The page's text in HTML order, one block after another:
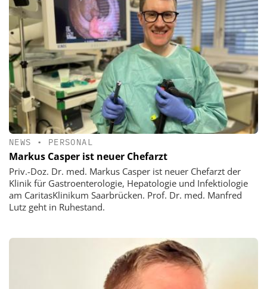
NEWS • PERSONAL
Markus Casper ist neuer Chefarzt
Priv.-Doz. Dr. med. Markus Casper ist neuer Chefarzt der
Klinik für Gastroenterologie, Hepatologie und Infektiologie
am CaritasKlinikum Saarbrücken. Prof. Dr. med. Manfred
Lutz geht in Ruhestand.